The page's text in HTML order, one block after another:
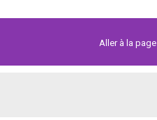
Aller à la page